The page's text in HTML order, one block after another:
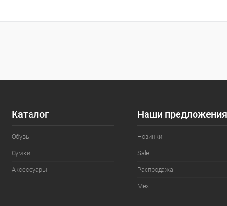
Каталог
Обувь
Сумки
Аксессуары
Наши предложения
Новинки
Sale
Распродажа
Мех